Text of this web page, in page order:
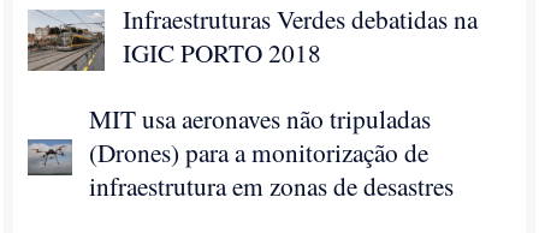
Infraestruturas Verdes debatidas na
IGIC PORTO 2018
MIT usa aeronaves não tripuladas
(Drones) para a monitorização de
infraestrutura em zonas de desastres